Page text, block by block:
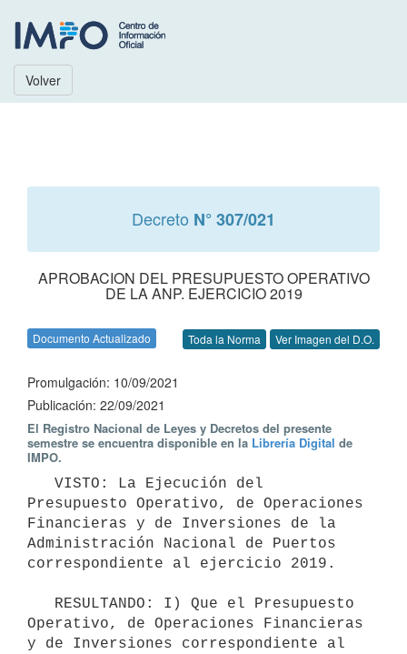
Volver
Decreto N° 307/021
APROBACION DEL PRESUPUESTO OPERATIVO
DE LA ANP. EJERCICIO 2019
Documento Actualizado Toda la Norma Ver Imagen del D.O.
Promulgación: 10/09/2021
Publicación: 22/09/2021
El Registro Nacional de Leyes y Decretos del presente
semestre se encuentra disponible en la Librería Digital de
IMPO.
Presupuesto Operativo, de Operaciones
Financieras y de Inversiones de la
Administración Nacional de Puertos
correspondiente al ejercicio 2019.
Operativo, de Operaciones Financieras
y de Inversiones correspondiente al